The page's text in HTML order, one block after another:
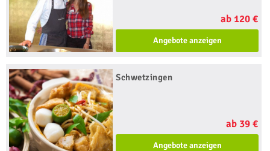
ab 120 €
Angebote anzeigen
Schwetzingen
ab 39 €
Angebote anzeigen